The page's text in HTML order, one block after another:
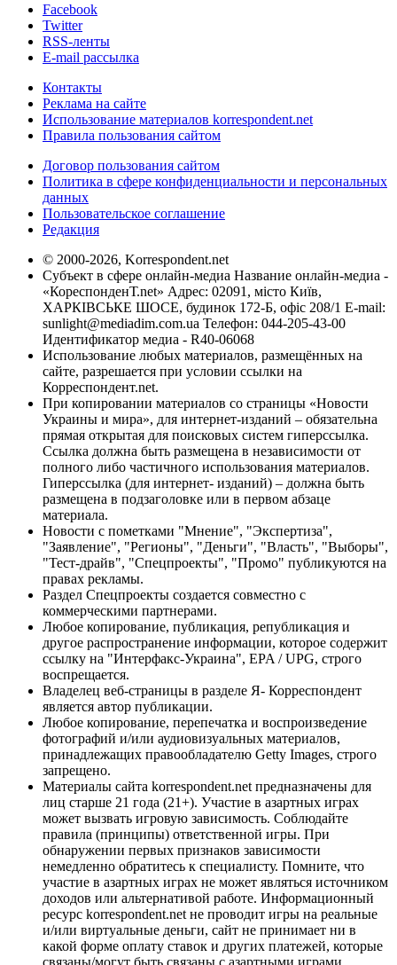
Facebook
Twitter
RSS-ленты
E-mail рассылка
Контакты
Реклама на сайте
Использование материалов korrespondent.net
Правила пользования сайтом
Договор пользования сайтом
Политика в сфере конфиденциальности и персональных
данных
Пользовательское соглашение
Редакция
© 2000-2026, Korrespondent.net
Субъект в сфере онлайн-медиа Название онлайн-медиа -
«КореспонденТ.net» Адрес: 02091, місто Київ,
ХАРКІВСЬКЕ ШОСЕ, будинок 172-Б, офіс 208/1 E-mail:
sunlight@mediadim.com.ua Телефон: 044-205-43-00
Идентификатор медиа - R40-06068
Использование любых материалов, размещённых на
сайте, разрешается при условии ссылки на
Корреспондент.net.
При копировании материалов со страницы «Новости
Украины и мира», для интернет-изданий – обязательна
прямая открытая для поисковых систем гиперссылка.
Ссылка должна быть размещена в независимости от
полного либо частичного использования материалов.
Гиперссылка (для интернет- изданий) – должна быть
размещена в подзаголовке или в первом абзаце
материала.
Новости с пометками "Мнение", "Экспертиза",
"Заявление", "Регионы", "Деньги", "Власть", "Выборы",
"Тест-драйв", "Спецпроекты", "Промо" публикуются на
правах рекламы.
Раздел Спецпроекты создается совместно с
коммерческими партнерами.
Любое копирование, публикация, републикация и
другое распространение информации, которое содержит
ссылку на "Интерфакс-Украина", EPA / UPG, строго
воспрещается.
Владелец веб-страницы в разделе Я- Корреспондент
является автор публикации.
Любое копирование, перепечатка и воспроизведение
фотографий и/или аудиовизуальных материалов,
принадлежащих правообладателю Getty Images, строго
запрещено.
Материалы сайта korrespondent.net предназначены для
лиц старше 21 года (21+). Участие в азартных играх
может вызвать игровую зависимость. Соблюдайте
правила (принципы) ответственной игры. При
обнаружении первых признаков зависимости
немедленно обратитесь к специалисту. Помните, что
участие в азартных играх не может являться источником
доходов или альтернативой работе. Информационный
ресурс korrespondent.net не проводит игры на реальные
и/или виртуальные деньги, сайт не принимает ни в
какой форме оплату ставок и других платежей, которые
связаны/могут быть связаны с азартными играми,